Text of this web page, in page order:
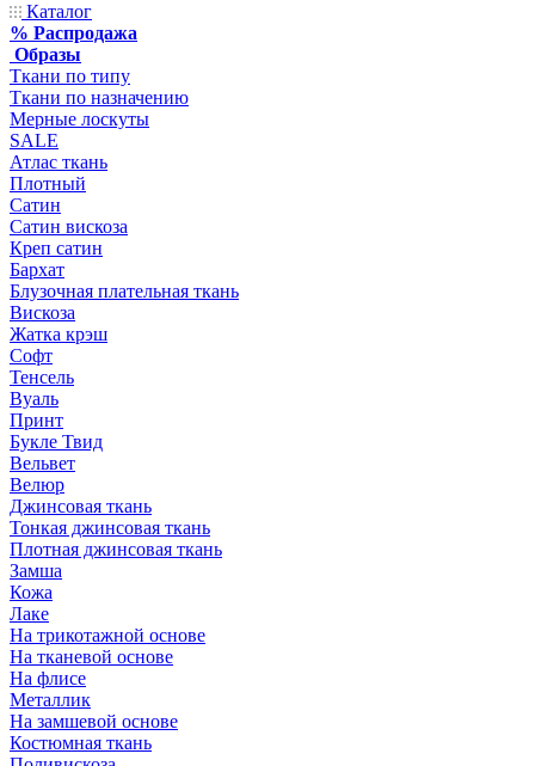
Каталог
% Распродажа
Образы
Ткани по типу
Ткани по назначению
Мерные лоскуты
SALE
Атлас ткань
Плотный
Сатин
Сатин вискоза
Креп сатин
Бархат
Блузочная плательная ткань
Вискоза
Жатка крэш
Софт
Тенсель
Вуаль
Принт
Букле Твид
Вельвет
Велюр
Джинсовая ткань
Тонкая джинсовая ткань
Плотная джинсовая ткань
Замша
Кожа
Лаке
На трикотажной основе
На тканевой основе
На флисе
Металлик
На замшевой основе
Костюмная ткань